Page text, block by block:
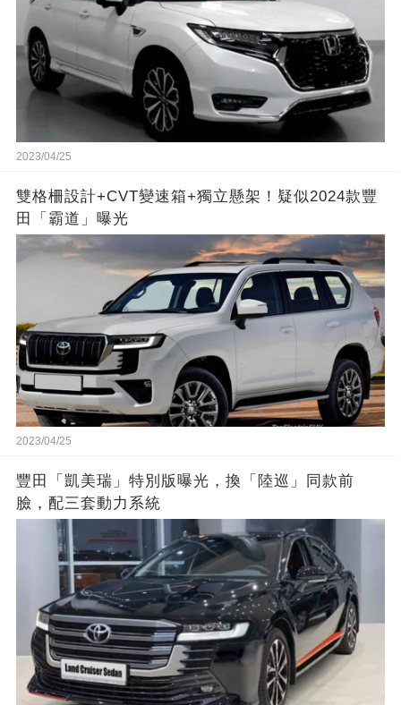
2023/04/25
雙格柵設計+CVT變速箱+獨立懸架！疑似2024款豐
田「霸道」曝光
2023/04/25
豐田「凱美瑞」特別版曝光，換「陸巡」同款前
臉，配三套動力系統